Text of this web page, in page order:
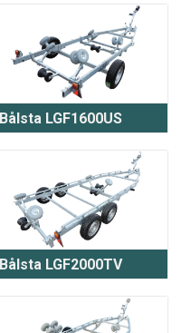
Bålsta LGF1600US
Bålsta LGF2000TV